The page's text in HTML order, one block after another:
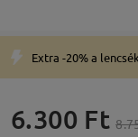
Extra -20% a
6.300 Ft